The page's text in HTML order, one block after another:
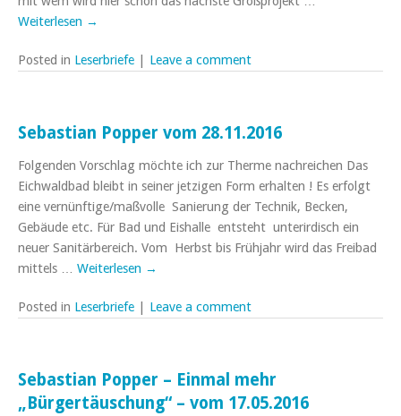
Weiterlesen →
Posted in Leserbriefe | Leave a comment
Sebastian Popper vom 28.11.2016
Folgenden Vorschlag möchte ich zur Therme nachreichen Das
Eichwaldbad bleibt in seiner jetzigen Form erhalten ! Es erfolgt
eine vernünftige/maßvolle Sanierung der Technik, Becken,
Gebäude etc. Für Bad und Eishalle entsteht unterirdisch ein
neuer Sanitärbereich. Vom Herbst bis Frühjahr wird das Freibad
mittels … Weiterlesen →
Posted in Leserbriefe | Leave a comment
Sebastian Popper – Einmal mehr
„Bürgertäuschung“ – vom 17.05.2016